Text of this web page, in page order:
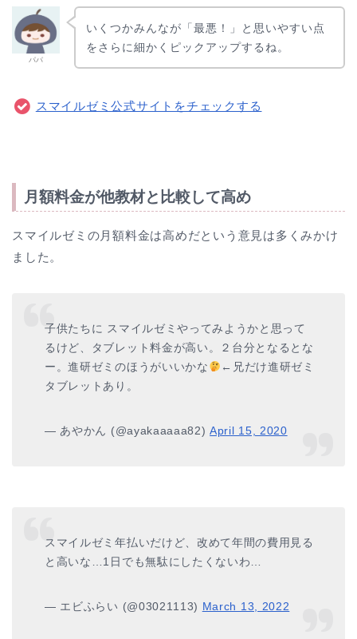
パパ
いくつかみんなが「最悪！」と思いやすい点
をさらに細かくピックアップするね。
スマイルゼミ公式サイトをチェックする
月額料金が他教材と比較して高め
スマイルゼミの月額料金は高めだという意見は多くみかけ
ました。
子供たちに スマイルゼミやってみようかと思って
るけど、タブレット料金が高い。２台分となるとな
ー。進研ゼミのほうがいいかな
←兄だけ進研ゼミ
タブレットあり。
— あやかん (@ayakaaaaa82)April 15, 2020
スマイルゼミ年払いだけど、改めて年間の費用見る
と高いな…1日でも無駄にしたくないわ…
— エビふらい (@03021113) March 13, 2022